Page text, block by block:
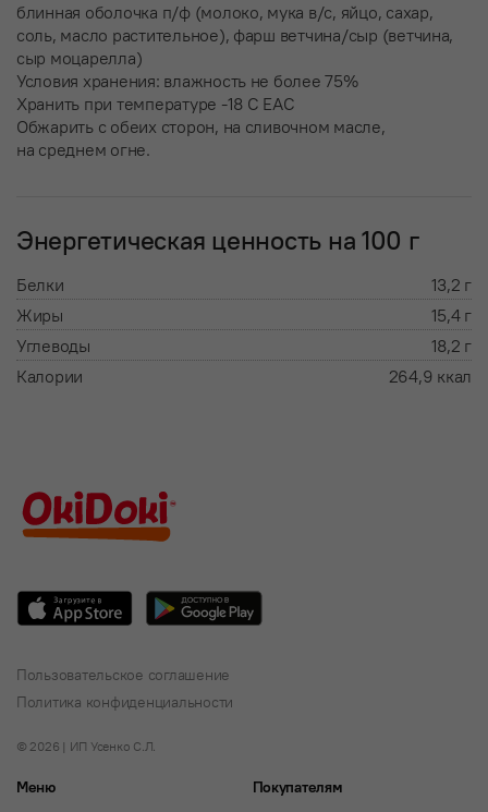
блинная оболочка п/ф (молоко, мука в/с, яйцо, сахар,
соль, масло растительное), фарш ветчина/сыр (ветчина,
сыр моцарелла)
Условия хранения: влажность не более 75%
Хранить при температуре -18 С ЕАС
Обжарить с обеих сторон, на сливочном масле,
на среднем огне.
Энергетическая ценность на 100 г
Белки
13,2 г
Жиры
15,4 г
Углеводы
18,2 г
Калории
264,9 ккал
Пользовательское соглашение
Политика конфиденциальности
© 2026 | ИП Усенко С.Л.
Меню Покупателям